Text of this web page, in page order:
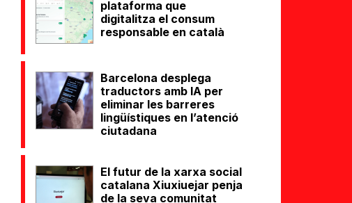
plataforma que
digitalitza el consum
responsable en català
Barcelona desplega
traductors amb IA per
eliminar les barreres
lingüístiques en l’atenció
ciutadana
El futur de la xarxa social
catalana Xiuxiuejar penja
de la seva comunitat